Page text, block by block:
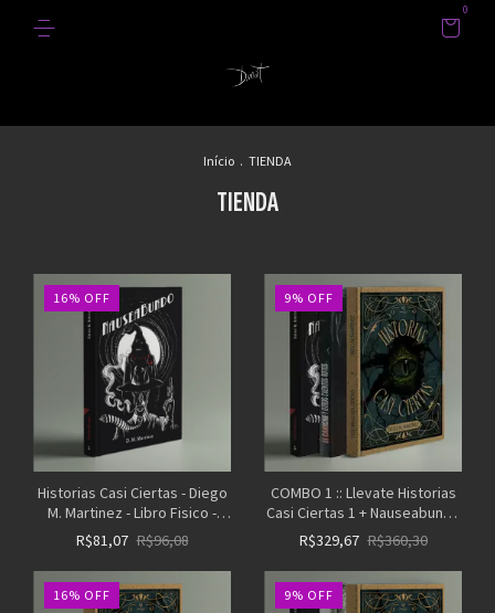
0
Início . TIENDA
TIENDA
16% OFF
Historias Casi Ciertas - Diego
M. Martinez - Libro Fisico -
(copia)
R$81,07 R$96,08
9% OFF
COMBO 1 :: Llevate Historias
Casi Ciertas 1 + Nauseabundo
Libro 1 + 2 ilustraciones A5 al
azar - (copia)
R$329,67 R$360,30
16% OFF 9% OFF